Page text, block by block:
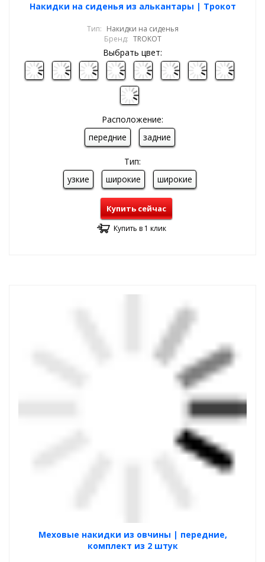
Накидки на сиденья из алькантары | Трокот
Тип: Накидки на сиденья
Бренд: TROKOT
Выбрать цвет:
Расположение:
передние
задние
Тип:
узкие
широкие широкие
Купить сейчас
Купить в 1 клик
Меховые накидки из овчины | передние,
комплект из 2 штук